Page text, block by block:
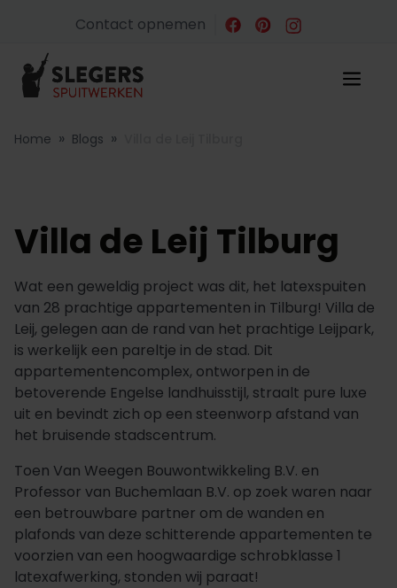
Contact opnemen
Home » Blogs »
Villa de Leij Tilburg
Wat een geweldig project was dit, het latexspuiten
van 28 prachtige appartementen in Tilburg! Villa de
Leij, gelegen aan de rand van het prachtige Leijpark,
is werkelijk een pareltje in de stad. Dit
appartementencomplex, ontworpen in de
betoverende Engelse landhuisstijl, straalt pure luxe
uit en bevindt zich op een steenworp afstand van
het bruisende stadscentrum.
Toen Van Weegen Bouwontwikkeling B.V. en
Professor van Buchemlaan B.V. op zoek waren naar
een betrouwbare partner om de wanden en
plafonds van deze schitterende appartementen te
voorzien van een hoogwaardige schrobklasse 1
latexafwerking, stonden wij paraat!